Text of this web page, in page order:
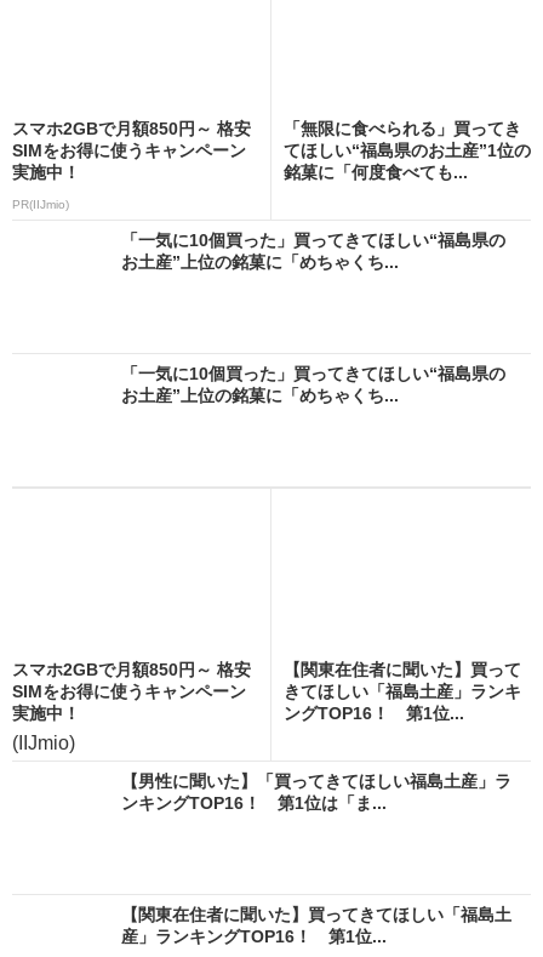
スマホ2GBで月額850円～ 格安
SIMをお得に使うキャンペーン
実施中！
PR(IIJmio)
「無限に食べられる」買ってき
てほしい“福島県のお土産”1位の
銘菓に「何度食べても...
「一気に10個買った」買ってきてほしい“福島県の
お土産”上位の銘菓に「めちゃくち...
「一気に10個買った」買ってきてほしい“福島県の
お土産”上位の銘菓に「めちゃくち...
スマホ2GBで月額850円～ 格安
SIMをお得に使うキャンペーン
実施中！
(IIJmio)
【関東在住者に聞いた】買って
きてほしい「福島土産」ランキ
ングTOP16！ 第1位...
【男性に聞いた】「買ってきてほしい福島土産」ラ
ンキングTOP16！ 第1位は「ま...
【関東在住者に聞いた】買ってきてほしい「福島土
産」ランキングTOP16！ 第1位...